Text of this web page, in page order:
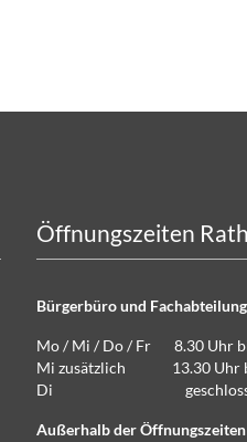
Öffnungszeiten
Bürgerbüro und
Mo / Mi / Do / Fr 8.30 Uhr
Mi zusätzlich 13.30 Uhr
Di
Außerhalb der